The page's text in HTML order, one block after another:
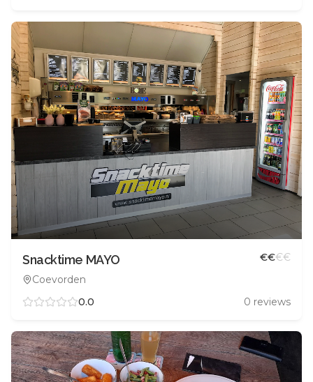
Snacktime MAYO
Coevorden
€€€€
0.0 0 reviews